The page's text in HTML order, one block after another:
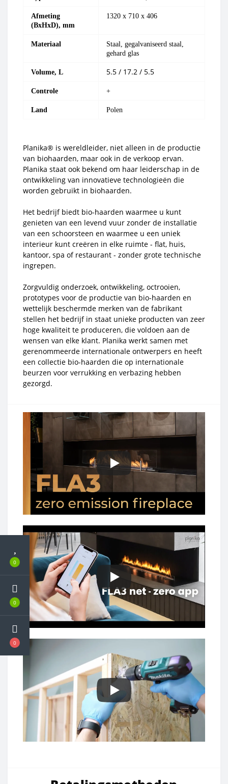
0
0
0
Afmeting
(BxHxD), mm
1320 x 710 x 406
Materiaal
Staal, gegalvaniseerd staal,
gehard glas
Volume, L 5.5 / 17.2 / 5.5
Controle +
Land Polen
Planika® is wereldleider, niet alleen in de productie
van biohaarden, maar ook in de verkoop ervan.
Planika staat ook bekend om haar leiderschap in de
ontwikkeling van innovatieve technologieën die
worden gebruikt in biohaarden.
Het bedrijf biedt bio-haarden waarmee u kunt
genieten van een levend vuur zonder de installatie
van een schoorsteen en waarmee u een uniek
interieur kunt creëren in elke ruimte - flat, huis,
kantoor, spa of restaurant - zonder grote technische
ingrepen.
Zorgvuldig onderzoek, ontwikkeling, octrooien,
prototypes voor de productie van bio-haarden en
wettelijk beschermde merken van de fabrikant
stellen het bedrijf in staat unieke producten van zeer
hoge kwaliteit te produceren, die voldoen aan de
wensen van elke klant. Planika werkt samen met
gerenommeerde internationale ontwerpers en heeft
een collectie bio-haarden die op internationale
beurzen voor verrukking en verbazing hebben
gezorgd.